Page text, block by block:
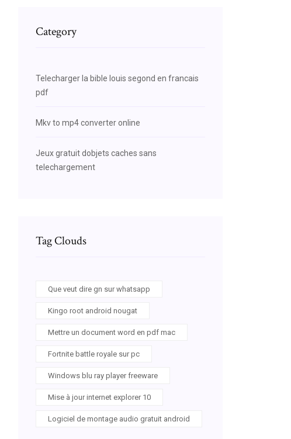
Category
Telecharger la bible louis segond en francais
pdf
Mkv to mp4 converter online
Jeux gratuit dobjets caches sans
telechargement
Tag Clouds
Que veut dire gn sur whatsapp
Kingo root android nougat
Mettre un document word en pdf mac
Fortnite battle royale sur pc
Windows blu ray player freeware
Mise à jour internet explorer 10
Logiciel de montage audio gratuit android